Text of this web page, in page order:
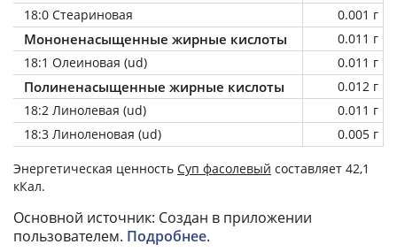
18:0 Стеариновая
0.001 г
Мононенасыщенные жирные кислоты
0.011 г
18:1 Олеиновая (ud)
0.011 г
Полиненасыщенные жирные кислоты
0.012 г
18:2 Линолевая (ud)
0.011 г
18:3 Линоленовая (ud)
0.005 г
Энергетическая ценность Суп фасолевый составляет 42,1
кКал.
Основной источник: Создан в приложении
пользователем. Подробнее.